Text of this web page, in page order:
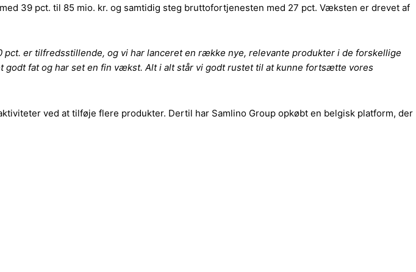
39 pct. til 85 mio. kr. og samtidig steg bruttofortjenesten med 27 pct. Væksten er drevet af
er tilfredsstillende, og vi har lanceret en række nye, relevante produkter i de forskellige
godt fat og har set en fin vækst. Alt i alt står vi godt rustet til at kunne fortsætte vores
ved at tilføje flere produkter. Dertil har Samlino Group opkøbt en belgisk platform, der